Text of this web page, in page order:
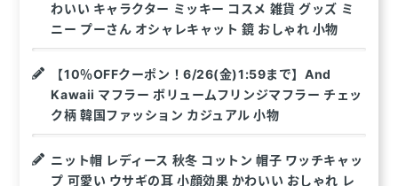
わいい キャラクター ミッキー コスメ 雑貨 グッズ ミ
ニー プーさん オシャレキャット 鏡 おしゃれ 小物
【10％OFFクーポン！6/26(金)1:59まで】And
Kawaii マフラー ボリュームフリンジマフラー チェッ
ク柄 韓国ファッション カジュアル 小物
ニット帽 レディース 秋冬 コットン 帽子 ワッチキャッ
プ 可愛い ウサギの耳 小顔効果 かわいい おしゃれ レ